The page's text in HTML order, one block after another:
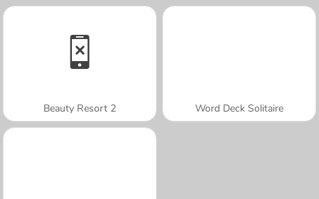
Beauty Resort 2 Word Deck Solitaire